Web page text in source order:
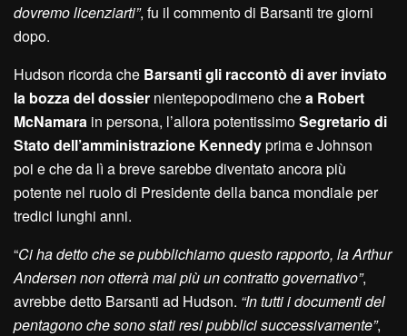
dovremo licenziarti”, fu il commento di Barsanti tre giorni
dopo.
Hudson ricorda che Barsanti gli raccontò di aver inviato
la bozza del dossier nientepopodimeno chea Robert
McNamara in persona, l’allora potentissimoSegretario di
Stato dell’amministrazione Kennedyprima e Johnson
poi e che da lì a breve sarebbe diventato ancora più
potente nel ruolo di Presidente della banca mondiale per
tredici lunghi anni.
“Ci ha detto che se pubblichiamo questo rapporto, la Arthur
Andersen non otterrà mai più un contratto governativo”,
avrebbe detto Barsanti ad Hudson. “In tutti i documenti del
pentagono che sono stati resi pubblici successivamente”,